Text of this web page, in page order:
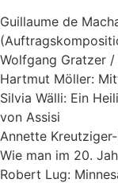
Guillaume de
Wolfgang Gratzer
Hartmut Möller:
Silvia Wälli: Ein
von Assisi
Annette
Wie man im 20.
Robert Lug: